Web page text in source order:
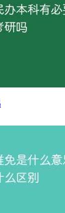
年到2022年